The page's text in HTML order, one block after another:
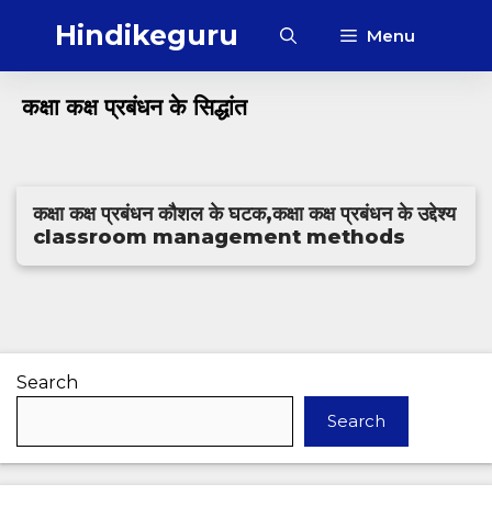
Hindikeguru Menu
‎कक्षा कक्ष प्रबंधन के सिद्धांत
कक्षा कक्ष प्रबंधन कौशल के घटक,कक्षा कक्ष प्रबंधन के उद्देश्य
classroom management methods
Search
Search